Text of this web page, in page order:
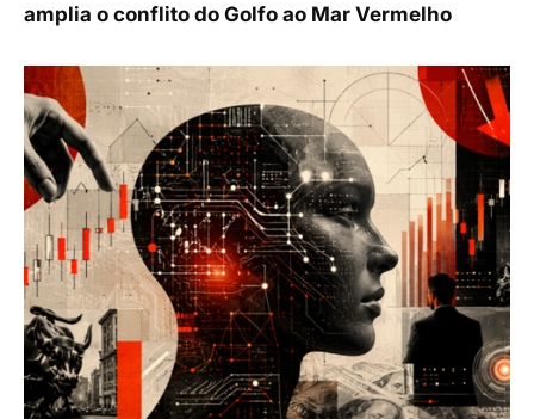
amplia o conflito do Golfo ao Mar Vermelho